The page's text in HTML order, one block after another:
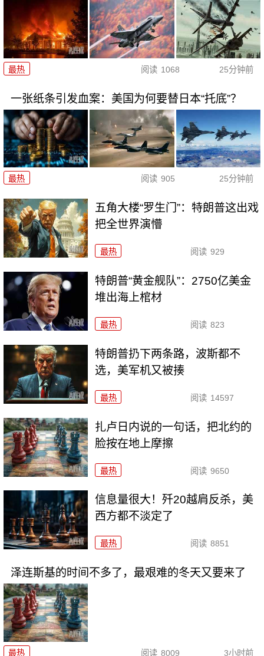
最热 阅读 1068 25分钟前
一张纸条引发血案：美国为何要替日本“托底”？
最热 阅读 905 25分钟前
五角大楼“罗生门”：特朗普这出戏
把全世界演懵
最热 阅读 929
特朗普“黄金舰队”：2750亿美金
堆出海上棺材
最热 阅读 823
特朗普扔下两条路，波斯都不
选，美军机又被揍
最热 阅读 14597
扎卢日内说的一句话，把北约的
脸按在地上摩擦
最热 阅读 9650
信息量很大！歼20越肩反杀，美
西方都不淡定了
最热 阅读 8851
泽连斯基的时间不多了，最艰难的冬天又要来了
最热 阅读 8009 3小时前